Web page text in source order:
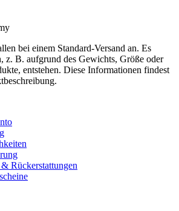
bei einem Standard-Versand an. Es
z. B. aufgrund des Gewichts, Größe oder
entstehen. Diese Informationen findest
Rückerstattungen